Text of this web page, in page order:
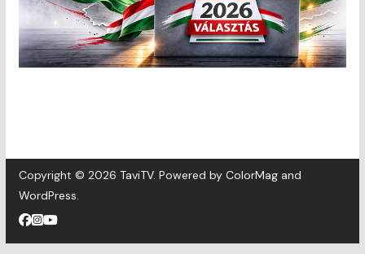
Copyright © 2026 TaviTV. Powered by ColorMagand
WordPress.